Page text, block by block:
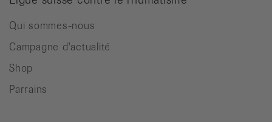
Qui sommes-nous
Campagne d'actualité
Shop
Parrains